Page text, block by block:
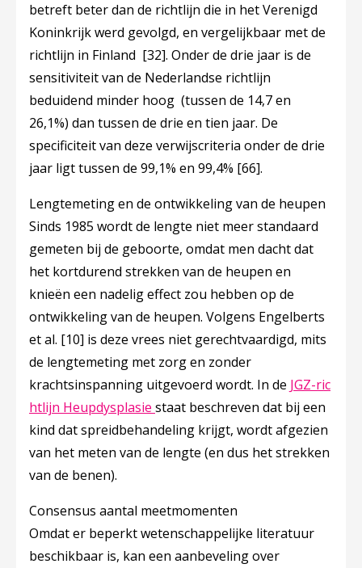
betreft beter dan de richtlijn die in het Verenigd
Koninkrijk werd gevolgd, en vergelijkbaar met de
richtlijn in Finland [32]. Onder de drie jaar is de
sensitiviteit van de Nederlandse richtlijn
beduidend minder hoog (tussen de 14,7 en
26,1%) dan tussen de drie en tien jaar. De
specificiteit van deze verwijscriteria onder de drie
jaar ligt tussen de 99,1% en 99,4% [66].
Lengtemeting en de ontwikkeling van de heupen
Sinds 1985 wordt de lengte niet meer standaard
gemeten bij de geboorte, omdat men dacht dat
het kortdurend strekken van de heupen en
knieën een nadelig effect zou hebben op de
ontwikkeling van de heupen. Volgens Engelberts
et al. [10] is deze vrees niet gerechtvaardigd, mits
de lengtemeting met zorg en zonder
krachtsinspanning uitgevoerd wordt. In de JGZ-ric
htlijn Heupdysplasie Deze linkt opent in een nieuw
staat beschreven dat bij een
kind dat spreidbehandeling krijgt, wordt afgezien
van het meten van de lengte (en dus het strekken
van de benen).
Consensus aantal meetmomenten
Omdat er beperkt wetenschappelijke literatuur
beschikbaar is, kan een aanbeveling over